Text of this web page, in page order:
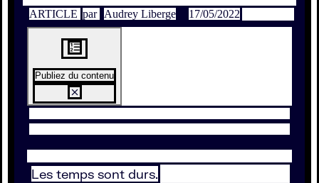
ARTICLE par Audrey Liberge 17/05/2022
Publiez du contenu
Les temps sont durs.